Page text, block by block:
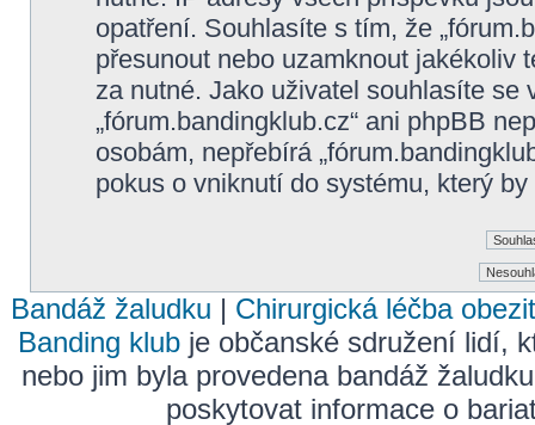
opatření. Souhlasíte s tím, že
přesunout nebo uzamknout jakékoliv
za nutné. Jako uživatel souhlasíte
„fórum.bandingklub.cz“ ani phpBB
osobám, nepřebírá
pokus o vniknutí do systému, který
Bandáž žaludku | Chirurgická léčba
Banding klub je občanské sdružení lidí,
nebo jim byla provedena bandáž
poskytovat informace o